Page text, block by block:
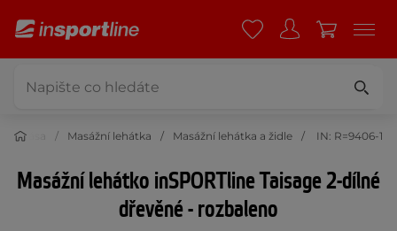
a krása Masážní lehátka Masážní lehátka a židle IN: R=9406-1
Masážní lehátko inSPORTline Taisage 2-dílné
dřevěné - rozbaleno